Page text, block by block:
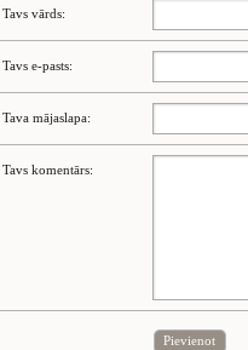
Tavs vārds:
Tavs e-pasts:
Tava mājaslapa:
Tavs komentārs:
Pievienot